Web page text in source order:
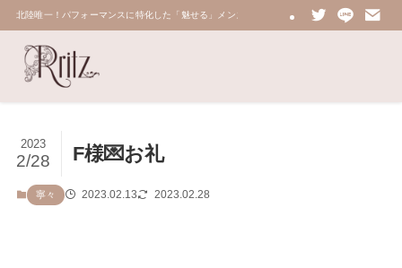
北陸唯一！パフォーマンスに特化した「魅せる」メンズエステ 鼠蹊部・密着・総合技術力
F様💌お礼
2023
2/28
寧々 2023.02.13 2023.02.28